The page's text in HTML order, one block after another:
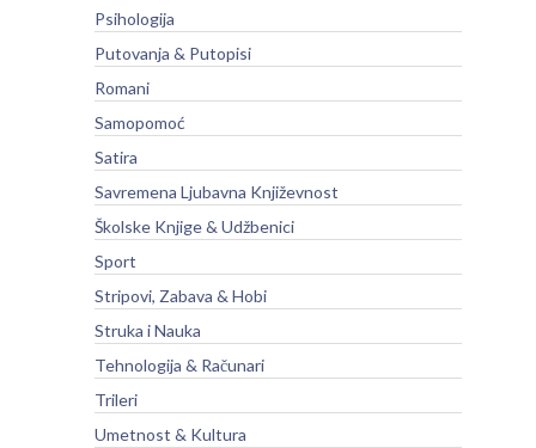
Psihologija
Putovanja & Putopisi
Romani
Samopomoć
Satira
Savremena Ljubavna Književnost
Školske Knjige & Udžbenici
Sport
Stripovi, Zabava & Hobi
Struka i Nauka
Tehnologija & Računari
Trileri
Umetnost & Kultura